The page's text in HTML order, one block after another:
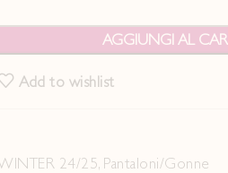
AGGIUNGI AL
Add to wishlist
24/25, Pantaloni/Gonne